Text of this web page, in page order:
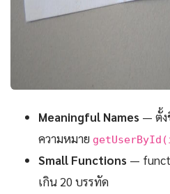
Meaningful Names — ตั้ง
ความหมาย
Small Functions —
เกิน 20 บรรทัด